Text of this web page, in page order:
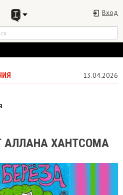
Вход
13.04.2026
АЛЛАНА ХАНТСОМА